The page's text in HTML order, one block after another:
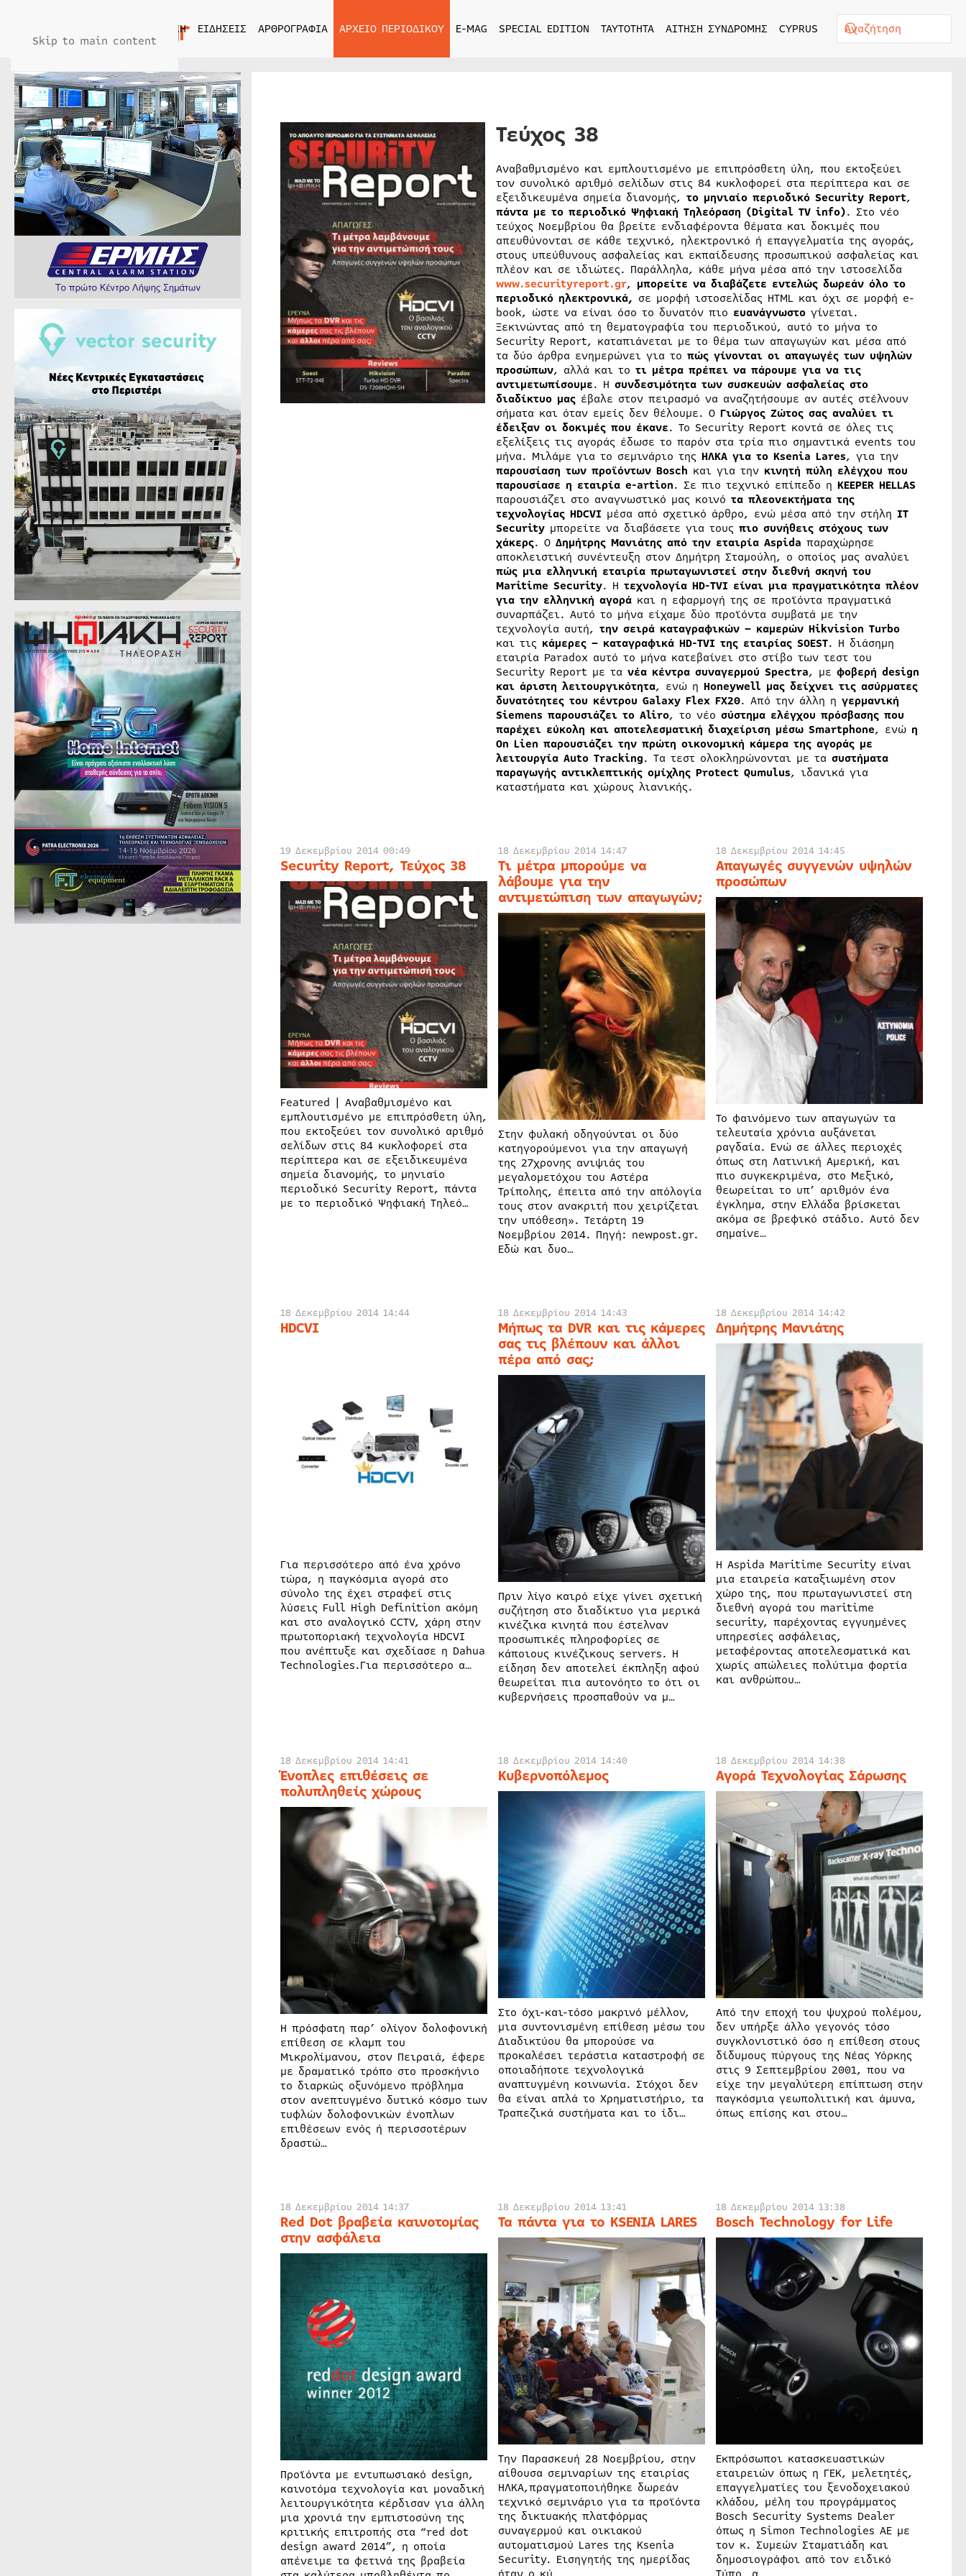
Skip to main content
ΑΡΧΙΚΗ ΕΙΔΗΣΕΙΣ ΑΡΘΡΟΓΡΑΦΙΑ ΑΡΧΕΙΟ ΠΕΡΙΟΔΙΚΟΥ E-MAG SPECIAL EDITION ΤΑΥΤΟΤΗΤΑ ΑΙΤΗΣΗ ΣΥΝΔΡΟΜΗΣ CYPRUS
Τεύχος 38
Αναβαθμισμένο και εμπλουτισμένο με επιπρόσθετη ύλη, που εκτοξεύει
τον συνολικό αριθμό σελίδων στις 84 κυκλοφορεί στα περίπτερα και σε
εξειδικευμένα σημεία διανομής, το μηνιαίο περιοδικό Security Report,
πάντα με το περιοδικό Ψηφιακή Τηλεόραση (Digital TV info). Στο νέο
τεύχος Νοεμβρίου θα βρείτε ενδιαφέροντα θέματα και δοκιμές που
απευθύνονται σε κάθε τεχνικό, ηλεκτρονικό ή επαγγελματία της αγοράς,
στους υπεύθυνους ασφαλείας και εκπαίδευσης προσωπικού ασφαλείας και
πλέον και σε ιδιώτες. Παράλληλα, κάθε μήνα μέσα από την ιστοσελίδα
www.securityreport.gr, μπορείτε να διαβάζετε εντελώς δωρεάν όλο το
περιοδικό ηλεκτρονικά, σε μορφή ιστοσελίδας HTML και όχι σε μορφή e-
book, ώστε να είναι όσο το δυνατόν πιο ευανάγνωστογίνεται.
Ξεκινώντας από τη θεματογραφία του περιοδικού, αυτό το μήνα το
Security Report, καταπιάνεται με το θέμα των απαγωγών και μέσα από
τα δύο άρθρα ενημερώνει για το πώς γίνονται οι απαγωγές των υψηλών
προσώπων, αλλά και το τι μέτρα πρέπει να πάρουμε για να τις
αντιμετωπίσουμε. Η συνδεσιμότητα των συσκευών ασφαλείας στο
διαδίκτυο μαςέβαλε στον πειρασμό να αναζητήσουμε αν αυτές στέλνουν
σήματα και όταν εμείς δεν θέλουμε. Ο Γιώργος Ζώτος σας αναλύει τι
έδειξαν οι δοκιμές που έκανε. Το Security Report κοντά σε όλες τις
εξελίξεις τις αγοράς έδωσε το παρόν στα τρία πιο σημαντικά events του
μήνα. Μιλάμε για το σεμινάριο της ΗΛΚΑ για το Ksenia Lares, για την
παρουσίαση των προϊόντων Bosch και για την κινητή πύλη ελέγχου που
παρουσίασε η εταιρία e-artion. Σε πιο τεχνικό επίπεδο η KEEPER HELLAS
παρουσιάζει στο αναγνωστικό μας κοινό τα πλεονεκτήματα της
τεχνολογίας HDCVI μέσα από σχετικό άρθρο, ενώ μέσα από την στήλη IT
Securityμπορείτε να διαβάσετε για τους πιο συνήθεις στόχους των
χάκερς. Ο Δημήτρης Μανιάτης από την εταιρία Aspida παραχώρησε
αποκλειστική συνέντευξη στον Δημήτρη Σταμούλη, ο οποίος μας αναλύει
πώς μια ελληνική εταιρία πρωταγωνιστεί στην διεθνή σκηνή του
Maritime Security. Η τεχνολογία HD-TVI είναι μια πραγματικότητα πλέον
για την ελληνική αγοράκαι η εφαρμογή της σε προϊόντα πραγματικά
συναρπάζει. Αυτό το μήνα είχαμε δύο προϊόντα συμβατά με την
τεχνολογία αυτή, την σειρά καταγραφικών – καμερών Hikvision Turbo
και τις κάμερες – καταγραφικά HD-TVI της εταιρίας SOEST. H διάσημη
εταιρία Paradox αυτό το μήνα κατεβαίνει στο στίβο των τεστ του
Security Report με τα νέα κέντρα συναγερμού Spectra, με φοβερή design
και άριστη λειτουργικότητα, ενώ η Honeywell μας δείχνει τις ασύρματες
δυνατότητες του κέντρου Galaxy Flex FX20. Από την άλλη η γερμανική
Siemens παρουσιάζει το Aliro, το νέο σύστημα ελέγχου πρόσβασης που
παρέχει εύκολη και αποτελεσματική διαχείριση μέσω Smartphone, ενώ η
On Lien παρουσιάζει την πρώτη οικονομική κάμερα της αγοράς με
λειτουργία Auto Tracking. Τα τεστ ολοκληρώνονται με τα συστήματα
παραγωγής αντικλεπτικής ομίχλης Protect Qumulus, ιδανικά για
καταστήματα και χώρους λιανικής.
19 Δεκεμβρίου 2014 00:49
Security Report, Τεύχος 38
Featured | Αναβαθμισμένο και
εμπλουτισμένο με επιπρόσθετη ύλη,
που εκτοξεύει τον συνολικό αριθμό
σελίδων στις 84 κυκλοφορεί στα
περίπτερα και σε εξειδικευμένα
σημεία διανομής, το μηνιαίο
περιοδικό Security Report, πάντα
με το περιοδικό Ψηφιακή Τηλεό…
18 Δεκεμβρίου 2014 14:47
Τι μέτρα μπορούμε να
λάβουμε για την
αντιμετώπιση των απαγωγών;
Στην φυλακή οδηγούνται οι δύο
κατηγορούμενοι για την απαγωγή
της 27χρονης ανιψιάς του
μεγαλομετόχου του Αστέρα
Τρίπολης, έπειτα από την απόλογία
τους στον ανακριτή που χειρίζεται
την υπόθεση». Τετάρτη 19
Νοεμβρίου 2014. Πηγή: newpost.gr.
Εδώ και δυο…
18 Δεκεμβρίου 2014 14:45
Απαγωγές συγγενών υψηλών
προσώπων
Το φαινόμενο των απαγωγών τα
τελευταία χρόνια αυξάνεται
ραγδαία. Ενώ σε άλλες περιοχές
όπως στη Λατινική Αμερική, και
πιο συγκεκριμένα, στο Μεξικό,
θεωρείται το υπ’ αριθμόν ένα
έγκλημα, στην Ελλάδα βρίσκεται
ακόμα σε βρεφικό στάδιο. Αυτό δεν
σημαίνε…
18 Δεκεμβρίου 2014 14:44
HDCVI
Για περισσότερο από ένα χρόνο
τώρα, η παγκόσμια αγορά στο
σύνολο της έχει στραφεί στις
λύσεις Full High Definition ακόμη
και στο αναλογικό CCTV, χάρη στην
πρωτοποριακή τεχνολογία HDCVI
που ανέπτυξε και σχεδίασε η Dahua
Technologies.Για περισσότερο α…
18 Δεκεμβρίου 2014 14:43
Μήπως τα DVR και τις κάμερες
σας τις βλέπουν και άλλοι
πέρα από σας;
Πριν λίγο καιρό είχε γίνει σχετική
συζήτηση στο διαδίκτυο για μερικά
κινέζικα κινητά που έστελναν
προσωπικές πληροφορίες σε
κάποιους κινέζικους servers. Η
είδηση δεν αποτελεί έκπληξη αφού
θεωρείται πια αυτονόητο το ότι οι
κυβερνήσεις προσπαθούν να μ…
18 Δεκεμβρίου 2014 14:42
Δημήτρης Μανιάτης
Η Aspida Maritime Security είναι
μια εταιρεία καταξιωμένη στον
χώρο της, που πρωταγωνιστεί στη
διεθνή αγορά του maritime
security, παρέχοντας εγγυημένες
υπηρεσίες ασφάλειας,
μεταφέροντας αποτελεσματικά και
χωρίς απώλειες πολύτιμα φορτία
και ανθρώπου…
18 Δεκεμβρίου 2014 14:41
Ένοπλες επιθέσεις σε
πολυπληθείς χώρους
Η πρόσφατη παρ’ ολίγον δολοφονική
επίθεση σε κλαμπ του
Μικρολίμανου, στον Πειραιά, έφερε
με δραματικό τρόπο στο προσκήνιο
το διαρκώς οξυνόμενο πρόβλημα
στον ανεπτυγμένο δυτικό κόσμο των
τυφλών δολοφονικών ένοπλων
επιθέσεων ενός ή περισσοτέρων
δραστώ…
18 Δεκεμβρίου 2014 14:40
Κυβερνοπόλεμος
Στο όχι-και-τόσο μακρινό μέλλον,
μια συντονισμένη επίθεση μέσω του
Διαδικτύου θα μπορούσε να
προκαλέσει τεράστια καταστροφή σε
οποιαδήποτε τεχνολογικά
αναπτυγμένη κοινωνία. Στόχοι δεν
θα είναι απλά το Χρηματιστήριο, τα
Τραπεζικά συστήματα και το ίδι…
18 Δεκεμβρίου 2014 14:38
Αγορά Τεχνολογίας Σάρωσης
Από την εποχή του ψυχρού πολέμου,
δεν υπήρξε άλλο γεγονός τόσο
συγκλονιστικό όσο η επίθεση στους
δίδυμους πύργους της Νέας Υόρκης
στις 9 Σεπτεμβρίου 2001, που να
είχε την μεγαλύτερη επίπτωση στην
παγκόσμια γεωπολιτική και άμυνα,
όπως επίσης και στου…
18 Δεκεμβρίου 2014 14:37
Red Dot βραβεία καινοτομίας
στην ασφάλεια
Προϊόντα με εντυπωσιακό design,
καινοτόμα τεχνολογία και μοναδική
λειτουργικότητα κέρδισαν για άλλη
μια χρονιά την εμπιστοσύνη της
κριτικής επιτροπής στα “red dot
design award 2014”, η οποία
απένειμε τα φετινά της βραβεία
18 Δεκεμβρίου 2014 13:41
Τα πάντα για το KSENIA LARES
Την Παρασκευή 28 Νοεμβρίου, στην
αίθουσα σεμιναρίων της εταιρίας
ΗΛΚΑ,πραγματοποιήθηκε δωρεάν
τεχνικό σεμινάριο για τα προϊόντα
της δικτυακής πλατφόρμας
συναγερμού και οικιακού
αυτοματισμού Lares της Ksenia
Security. Εισηγητής της ημερίδας
18 Δεκεμβρίου 2014 13:38
Bosch Technology for Life
Εκπρόσωποι κατασκευαστικών
εταιρειών όπως η ΓΕΚ, μελετητές,
επαγγελματίες του ξενοδοχειακού
κλάδου, μέλη του προγράμματος
Bosch Security Systems Dealer
όπως η Simon Technologies AE με
τον κ. Συμεών Σταματιάδη και
δημοσιογράφοι από τον ειδικό